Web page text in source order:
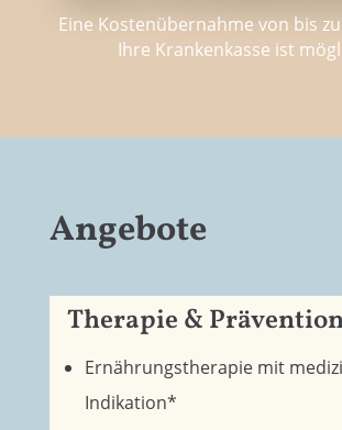
Eine Kostenübernahme von bis
Ihre Krankenkasse ist
Angebote
Therapie &
Ernährungstherapie mit
Indikation*